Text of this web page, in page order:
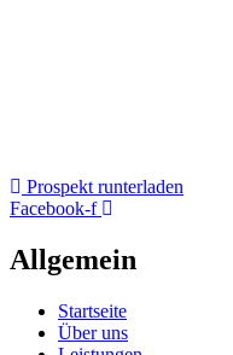
Prospekt runterladen
Facebook-f
Allgemein
Startseite
Über uns